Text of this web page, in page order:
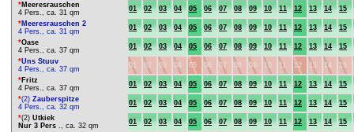
*Meeresrauschen
4 Pers., ca. 31 qm
01 02 03 04 05 06 07 08 09 10 11 12 13 14
15
*Meeresrauschen 2
4 Pers., ca. 31 qm
01 02 03 04 05 06 07 08 09 10 11 12 13 14
15
*Oase
4 Pers., ca. 37 qm
01 02 03 04 05 06 07 08 09 10 11 12 13 14
15
*Uns Stuuv
4 Pers., ca. 37 qm
01 02 03 04 05 06 07 08 09 10 11 12 13 14
15
* Fritz
4 Pers., ca. 37 qm
01 02 03 04 05 06 07 08 09 10 11 12 13 14
15
*(2) Zauberspitze
4 Pers., ca. 32 qm
01 02 03 04 05 06 07 08 09 10 11 12 13 14
15
*(2) Utkiek
Nur 3 Pers ., ca. 32 qm 01 02 03 04 05 06 07 08 09 10 11 12 13 14
15